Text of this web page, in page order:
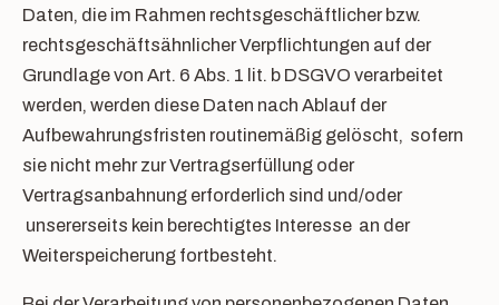
Daten, die im Rahmen rechtsgeschäftlicher bzw.
rechtsgeschäftsähnlicher Verpflichtungen auf der
Grundlage von Art. 6 Abs. 1 lit. b DSGVO verarbeitet
werden, werden diese Daten nach Ablauf der
Aufbewahrungsfristen routinemäßig gelöscht, sofern
sie nicht mehr zur Vertragserfüllung oder
Vertragsanbahnung erforderlich sind und/oder
unsererseits kein berechtigtes Interesse an der
Weiterspeicherung fortbesteht.